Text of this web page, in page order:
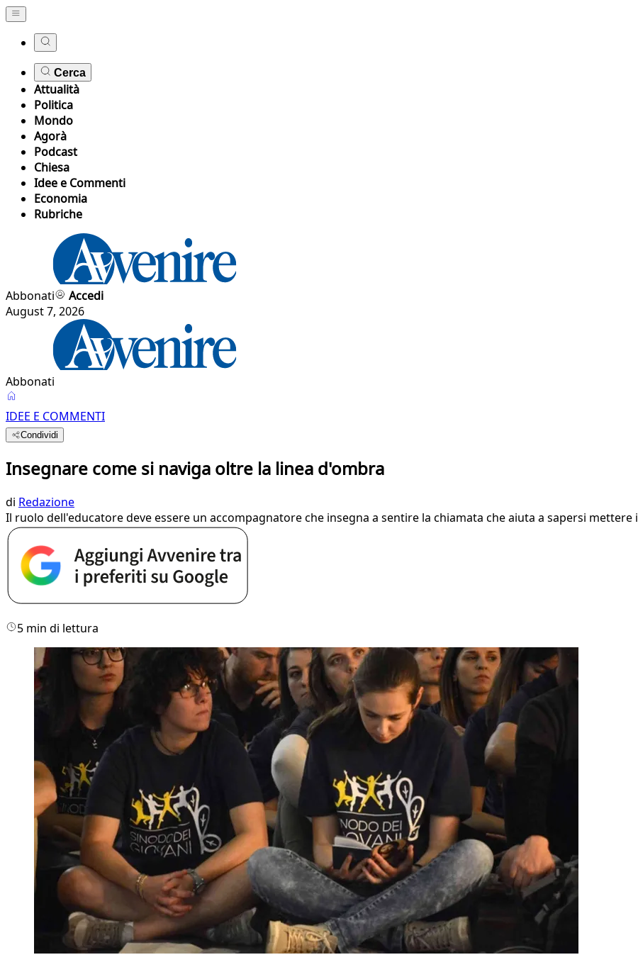
Cerca
Attualità
Politica
Mondo
Agorà
Podcast
Chiesa
Idee e Commenti
Economia
Rubriche
Abbonati
Accedi
August 7, 2026
Abbonati
IDEE E COMMENTI
Condividi
Insegnare come si naviga oltre la linea d'ombra
di Redazione
Il ruolo dell'educatore deve essere un accompagnatore che insegna a sentire la chiamata che aiuta a sapersi
5 min di lettura